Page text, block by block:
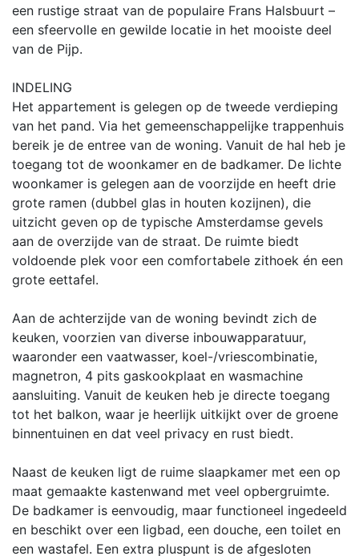
een rustige straat van de populaire Frans Halsbuurt –
een sfeervolle en gewilde locatie in het mooiste deel
van de Pijp.
INDELING
Het appartement is gelegen op de tweede verdieping
van het pand. Via het gemeenschappelijke trappenhuis
bereik je de entree van de woning. Vanuit de hal heb je
toegang tot de woonkamer en de badkamer. De lichte
woonkamer is gelegen aan de voorzijde en heeft drie
grote ramen (dubbel glas in houten kozijnen), die
uitzicht geven op de typische Amsterdamse gevels
aan de overzijde van de straat. De ruimte biedt
voldoende plek voor een comfortabele zithoek én een
grote eettafel.
Aan de achterzijde van de woning bevindt zich de
keuken, voorzien van diverse inbouwapparatuur,
waaronder een vaatwasser, koel-/vriescombinatie,
magnetron, 4 pits gaskookplaat en wasmachine
aansluiting. Vanuit de keuken heb je directe toegang
tot het balkon, waar je heerlijk uitkijkt over de groene
binnentuinen en dat veel privacy en rust biedt.
Naast de keuken ligt de ruime slaapkamer met een op
maat gemaakte kastenwand met veel opbergruimte.
De badkamer is eenvoudig, maar functioneel ingedeeld
en beschikt over een ligbad, een douche, een toilet en
een wastafel. Een extra pluspunt is de afgesloten